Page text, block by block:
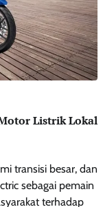
Listrik Lokal
transisi besar, dan
sebagai pemain
terhadap